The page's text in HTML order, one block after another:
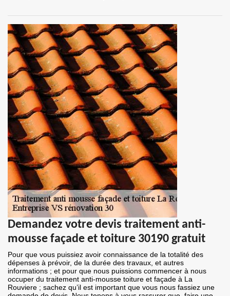
Demandez votre devis traitement anti-
mousse façade et toiture 30190 gratuit
Pour que vous puissiez avoir connaissance de la totalité des
dépenses à prévoir, de la durée des travaux, et autres
informations ; et pour que nous puissions commencer à nous
occuper du traitement anti-mousse toiture et façade à La
Rouviere ; sachez qu’il est important que vous nous fassiez une